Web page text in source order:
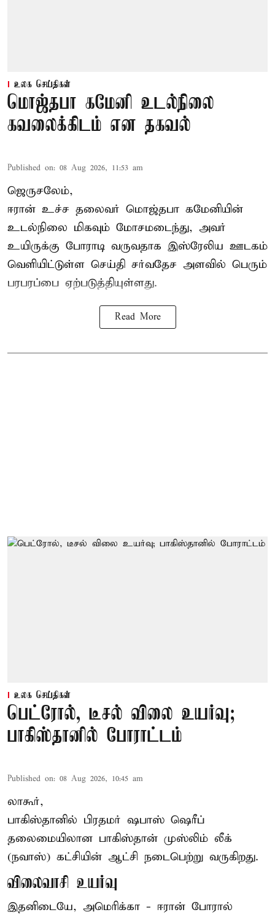
உலக செய்திகள்
மொஜ்தபா கமேனி உடல்நிலை
கவலைக்கிடம் என தகவல்
Published on: 08 Aug 2026, 11:53 am
ஜெருசலேம்,
ஈரான் உச்ச தலைவர் மொஜ்தபா கமேனியின்
உடல்நிலை மிகவும் மோசமடைந்து, அவர்
உயிருக்கு போராடி வருவதாக இஸ்ரேலிய ஊடகம்
வெளியிட்டுள்ள செய்தி சர்வதேச அளவில் பெரும்
பரபரப்பை ஏற்படுத்தியுள்ளது.
Read More
உலக செய்திகள்
பெட்ரோல், டீசல் விலை உயர்வு;
பாகிஸ்தானில் போராட்டம்
Published on: 08 Aug 2026, 10:45 am
லாகூர்,
பாகிஸ்தானில் பிரதமர் ஷபாஸ் ஷெரீப்
தலைமையிலான பாகிஸ்தான் முஸ்லிம் லீக்
(நவாஸ்) கட்சியின் ஆட்சி நடைபெற்று வருகிறது.
விலைவாசி உயர்வு
இதனிடையே, அமெரிக்கா - ஈரான் போரால்